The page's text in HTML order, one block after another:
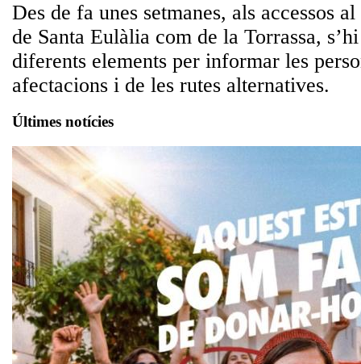
Des de fa unes setmanes, als accessos
de Santa Eulàlia com de la Torrassa,
diferents elements per informar les
afectacions i de les rutes alternatives.
Últimes notícies